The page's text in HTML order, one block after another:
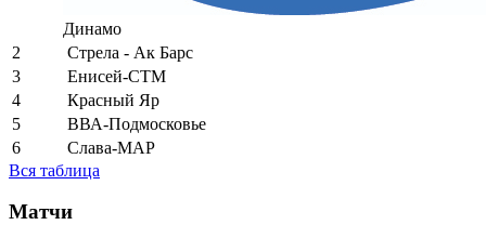
Динамо
2
Стрела - Ак Барс
3
Енисей-СТМ
4
Красный Яр
5
ВВА-Подмосковье
6
Слава-МАР
Вся таблица
Матчи